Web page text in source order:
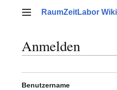
Hauptmenü
RaumZeitLabor Wiki
Anmelden
Benutzername